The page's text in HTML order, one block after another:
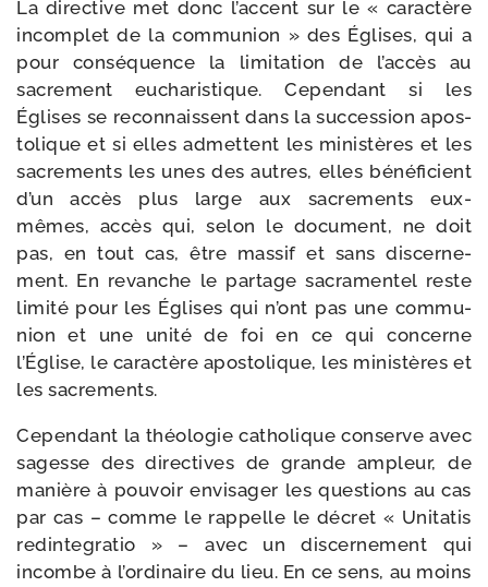
La direc­tive met donc l’accent sur le « carac­tère
incom­plet de la com­mu­nion » des Églises, qui a
pour consé­quence la limi­ta­tion de l’accès au
sacre­ment eucha­ris­tique. Cependant si les
Églises se recon­naissent dans la suc­ces­sion apos­
to­lique et si elles admettent les minis­tères et les
sacre­ments les unes des autres, elles béné­fi­cient
d’un accès plus large aux sacre­ments eux-​
mêmes, accès qui, selon le docu­ment, ne doit
pas, en tout cas, être mas­sif et sans dis­cer­ne­
ment. En revanche le par­tage sacra­men­tel reste
limi­té pour les Églises qui n’ont pas une com­mu­
nion et une uni­té de foi en ce qui concerne
l’Église, le carac­tère apos­to­lique, les minis­tères et
les sacrements.
Cependant la théo­lo­gie catho­lique conserve avec
sagesse des direc­tives de grande ampleur, de
manière à pou­voir envi­sa­ger les ques­tions au cas
par cas – comme le rap­pelle le décret « Unitatis
redin­te­gra­tio » – avec un dis­cer­ne­ment qui
incombe à l’ordinaire du lieu. En ce sens, au moins